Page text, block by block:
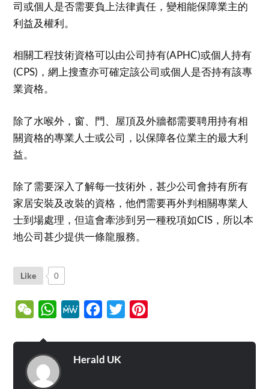
司或個人是否需要負上法律責任，變相能保障業主的
利益及權利。
相關工程技術資格可以由公司持有(APHC)或個人持有
(CPS)，網上搜查亦可確定該公司或個人是否持有該專
業資格。
除了水喉外，窗、門、屋頂及外牆都需要聘用持有相
關資格的專業人士或公司，以保障各位業主的最大利
益。
除了需要深入了解每一技術外，甚少公司會持有所有
家居安裝及改裝的資格，他們需要再外判相關專業人
士到場處理，但這會牽涉到另一種稅項如CIS，所以本
地公司甚少提供一條龍服務。
Like 0
WeChatWhatsApp
MeWe Facebook
Twitter
Herald UK